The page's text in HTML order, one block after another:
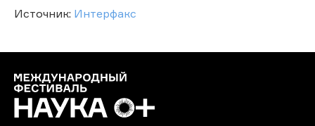
Источник: Интерфакс